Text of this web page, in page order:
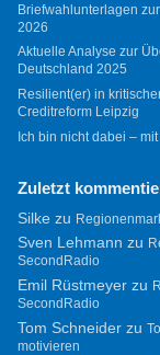
Briefwahlunterlagen
2026
Aktuelle Analyse zur
Deutschland 2025
Resilient(er) in
Creditreform Leipzig
Ich bin nicht dabei –
Zuletzt
Silkezu
Sven Lehmann zu
SecondRadio
Emil Rüstmeyerzu
SecondRadio
Tom Schneiderzu
motivieren